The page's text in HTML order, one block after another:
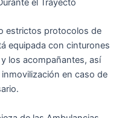
el Trayecto
estrictos protocolos de
equipada con cinturones
los acompañantes, así
en caso de